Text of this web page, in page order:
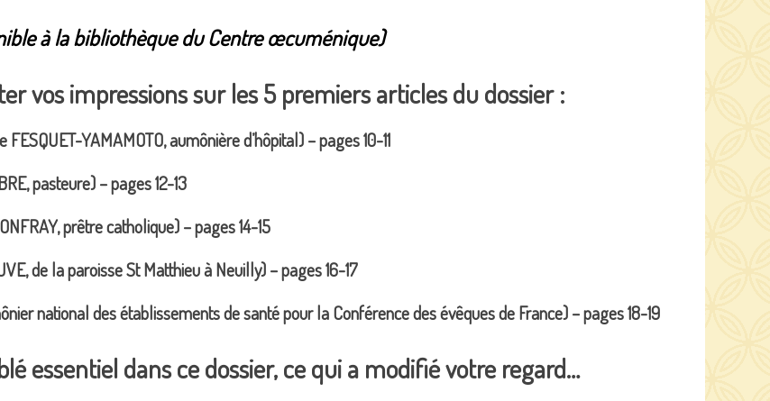
à la bibliothèque du Centre œcuménique)
vos impressions sur les 5 premiers articles du dossier :
YAMAMOTO, aumônière d’hôpital) – pages 10-11
pasteure) – pages 12-13
prêtre catholique) – pages 14-15
de la paroisse St Matthieu à Neuilly) – pages 16-17
national des établissements de santé pour la Conférence des évêques de France) – pages 18-19
essentiel dans ce dossier, ce qui a modifié votre regard…